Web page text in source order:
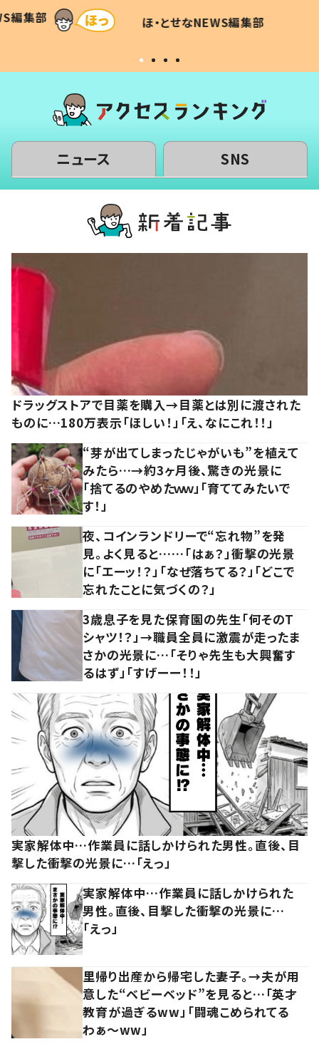
仕方な
編集部
てあった本音とは
ほ・とせなNEWS編集部
ニュース SNS
ドラッグストアで目薬を購入→目薬とは別に渡された
ものに…180万表示「ほしい！」「え、なにこれ！！」
“芽が出てしまったじゃがいも”を植えて
みたら…→約3ヶ月後、驚きの光景に
「捨てるのやめたｗｗ」「育ててみたいで
す！」
夜、コインランドリーで“忘れ物”を発
見。よく見ると……「はぁ？」衝撃の光景
に「エーッ！？」「なぜ落ちてる？」「どこで
忘れたことに気づくの？」
3歳息子を見た保育園の先生「何そのT
シャツ！？」→職員全員に激震が走ったま
さかの光景に…「そりゃ先生も大興奮す
るはず」「すげーー！！」
実家解体中…作業員に話しかけられた男性。直後、目
撃した衝撃の光景に…「えっ」
実家解体中…作業員に話しかけられた
男性。直後、目撃した衝撃の光景に…
「えっ」
里帰り出産から帰宅した妻子。→夫が用
意した“ベビーベッド”を見ると…「英才
教育が過ぎるww」「闘魂こめられてる
わぁ～ww」